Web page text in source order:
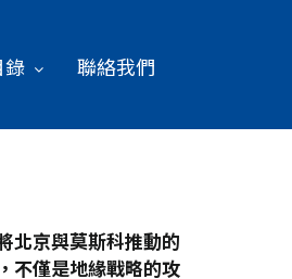
錄 聯絡我們
北京與莫斯科推動的
不僅是地緣戰略的攻